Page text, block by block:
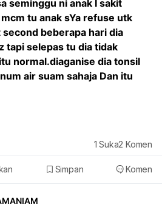
seminggu ni anak I sakit
tu anak sYa refuse utk
beberapa hari dia
tapi selepas tu dia tidak
normal.diaganise dia tonsil
air suam sahaja Dan itu
Simpan Komen
1 Suka2 Komen